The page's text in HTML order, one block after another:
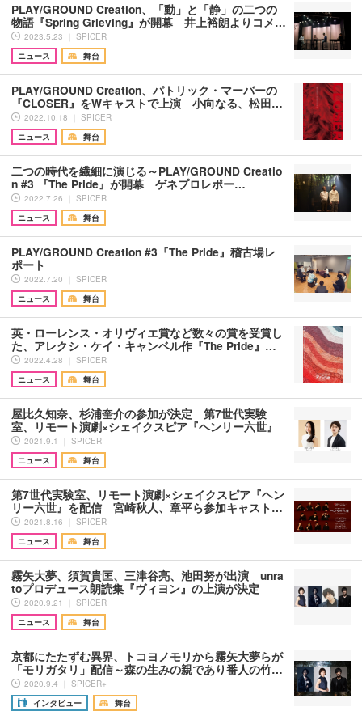
PLAY/GROUND Creation、「動」と「静」の二つの
物語『Spring Grieving』が開幕 井上裕朗よりコメ…
2023.5.23 ｜ SPICER
ニュース
舞台
PLAY/GROUND Creation、パトリック・マーバーの
『CLOSER』をWキャストで上演 小向なる、松田…
2022.10.18 ｜ SPICER
ニュース
舞台
二つの時代を繊細に演じる～PLAY/GROUND Creatio
n #3 『The Pride』が開幕 ゲネプロレポー…
2022.7.26 ｜ SPICER
ニュース
舞台
PLAY/GROUND Creation #3『The Pride』稽古場レ
ポート
2022.7.20 ｜ SPICER
ニュース
舞台
英・ローレンス・オリヴィエ賞など数々の賞を受賞し
た、アレクシ・ケイ・キャンベル作『The Pride』…
2022.4.28 ｜ SPICER
ニュース
舞台
屋比久知奈、杉浦奎介の参加が決定 第7世代実験
室、リモート演劇×シェイクスピア『ヘンリー六世』
2021.9.1 ｜ SPICER
ニュース
舞台
第7世代実験室、リモート演劇×シェイクスピア『ヘン
リー六世』を配信 宮崎秋人、章平ら参加キャスト…
2021.8.16 ｜ SPICER
ニュース
舞台
霧矢大夢、須賀貴匡、三津谷亮、池田努が出演 unra
toプロデュース朗読集『ヴィヨン』の上演が決定
2020.9.21 ｜ SPICER
ニュース
舞台
京都にたたずむ異界、トコヨノモリから霧矢大夢らが
「モリガタリ」配信～森の生みの親であり番人の竹…
2020.9.4 ｜ SPICER+
インタビュー
舞台